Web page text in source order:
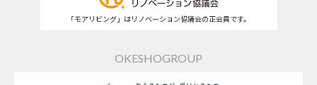
「モアリビング」はリノベーション協議会の正会員です。
OKESHOGROUP